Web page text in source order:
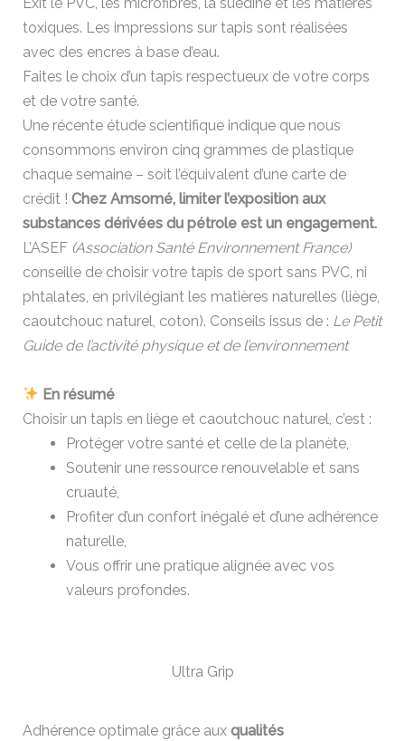
toxiques. Les impressions sur tapis sont réalisées
avec des encres à base d’eau.
Faites le choix d’un tapis respectueux de votre corps
et de votre santé.
Une récente étude scientifique indique que nous
consommons environ cinq grammes de plastique
chaque semaine – soit l’équivalent d’une carte de
crédit ! Chez Amsomé, limiter l’exposition aux
substances dérivées du pétrole est un engagement.
L’ASEF (Association Santé Environnement France)
conseille de choisir votre tapis de sport sans PVC, ni
phtalates, en privilégiant les matières naturelles (liège,
caoutchouc naturel, coton). Conseils issus de : Le Petit
Guide de l’activité physique et de l’environnement
En résumé
Choisir un tapis en liège et caoutchouc naturel, c’est :
Protéger votre santé et celle de la planète,
Soutenir une ressource renouvelable et sans
cruauté,
Profiter d’un confort inégalé et d’une adhérence
naturelle,
Vous offrir une pratique alignée avec vos
valeurs profondes.
Ultra Grip
Adhérence optimale grâce aux qualités